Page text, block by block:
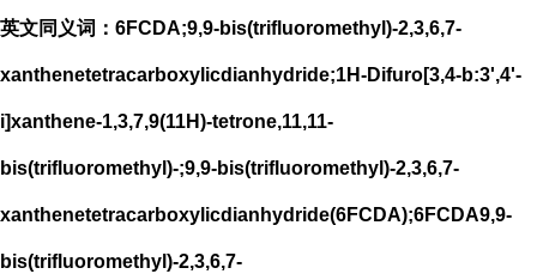
英文同义词：6FCDA;9,9-bis(trifluoromethyl)-2,3,6,7-
xanthenetetracarboxylicdianhydride;1H-Difuro[3,4-b:3',4'-
i]xanthene-1,3,7,9(11H)-tetrone,11,11-
bis(trifluoromethyl)-;9,9-bis(trifluoromethyl)-2,3,6,7-
xanthenetetracarboxylicdianhydride(6FCDA);6FCDA9,9-
bis(trifluoromethyl)-2,3,6,7-